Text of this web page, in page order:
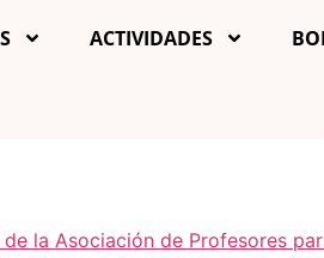
ACTIVIDADES
la Asociación de Profesores